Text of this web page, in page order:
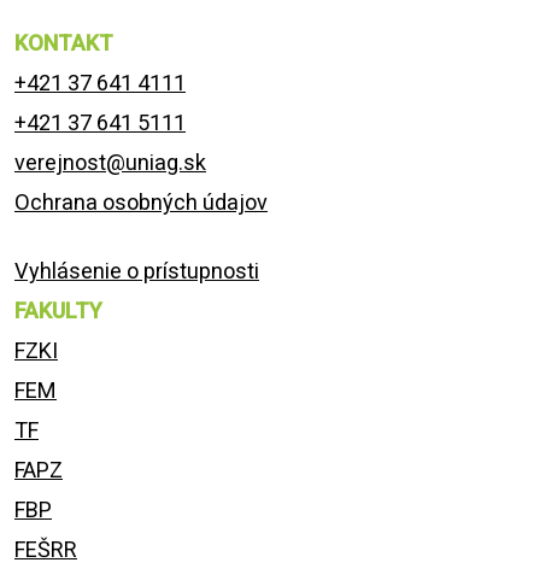
KONTAKT
+421 37 641 4111
+421 37 641 5111
verejnost@uniag.sk
Ochrana osobných údajov
Vyhlásenie o prístupnosti
FAKULTY
FZKI
FEM
TF
FAPZ
FBP
FEŠRR